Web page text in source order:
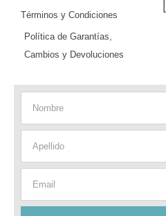
Términos y Condiciones
Política de Garantías,
Cambios y Devoluciones